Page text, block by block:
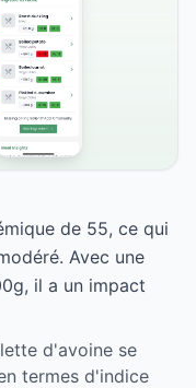
de 55, ce qui
Avec une
il a un impact
d'avoine se
termes d'indice